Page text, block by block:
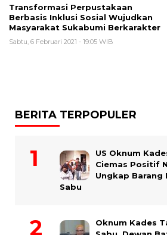
Transformasi Perpustakaan
Berbasis Inklusi Sosial Wujudkan
Masyarakat Sukabumi Berkarakter
Sabtu, 6 Februari 2021 - 19:05 WIB
BERITA TERPOPULER
US Oknum
Ciemas Positif
Ungkap Barang
Sabu
Oknum Kades